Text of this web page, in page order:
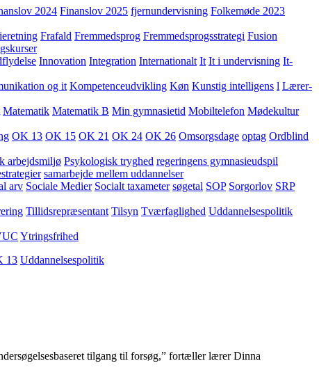
2024 Finanslov 2025 fjernundervisning Folkemøde 2023
Frafald Fremmedsprog Fremmedsprogsstrategi Fusion
Innovation Integration Internationalt It It i undervisning It-
og it Kompetenceudvikling Køn Kunstig intelligens l Lærer-
Matematik Matematik B Min gymnasietid Mobiltelefon Mødekultur
OK 13 OK 15 OK 21 OK 24 OK 26 Omsorgsdage optag Ordblind
arbejdsmiljø Psykologisk tryghed regeringens gymnasieudspil
samarbejde mellem uddannelser
arv Sociale Medier Socialt taxameter søgetal SOP Sorgorlov SRP
Tillidsrepræsentant Tilsyn Tværfaglighed Uddannelsespolitik
Ytringsfrihed
13 Uddannelsespolitik
tilgang til forsøg,” fortæller lærer Dinna